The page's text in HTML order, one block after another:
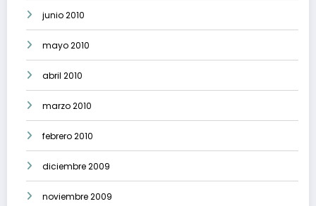
junio 2010
mayo 2010
abril 2010
marzo 2010
febrero 2010
diciembre 2009
noviembre 2009